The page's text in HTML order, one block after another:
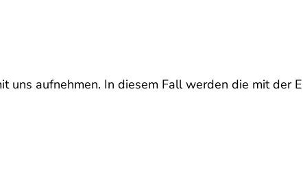
aufnehmen. In diesem Fall werden die mit der